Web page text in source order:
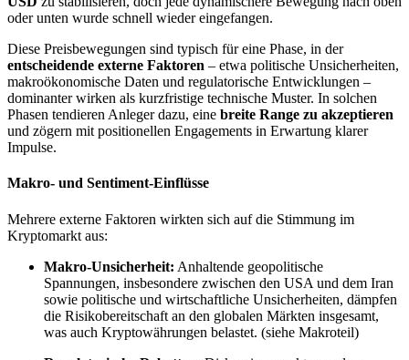
oder unten wurde schnell wieder eingefangen.
Diese Preisbewegungen sind typisch für eine Phase, in der
entscheidende externe Faktoren – etwa politische Unsicherheiten,
makroökonomische Daten und regulatorische Entwicklungen –
dominanter wirken als kurzfristige technische Muster. In solchen
Phasen tendieren Anleger dazu, eine breite Range zu akzeptieren
und zögern mit positionellen Engagements in Erwartung klarer
Impulse.
Makro- und Sentiment-Einflüsse
Mehrere externe Faktoren wirkten sich auf die Stimmung im
Kryptomarkt aus:
Makro-Unsicherheit: Anhaltende geopolitische
Spannungen, insbesondere zwischen den USA und dem Iran
sowie politische und wirtschaftliche Unsicherheiten, dämpfen
die Risikobereitschaft an den globalen Märkten insgesamt,
was auch Kryptowährungen belastet. (siehe Makroteil)